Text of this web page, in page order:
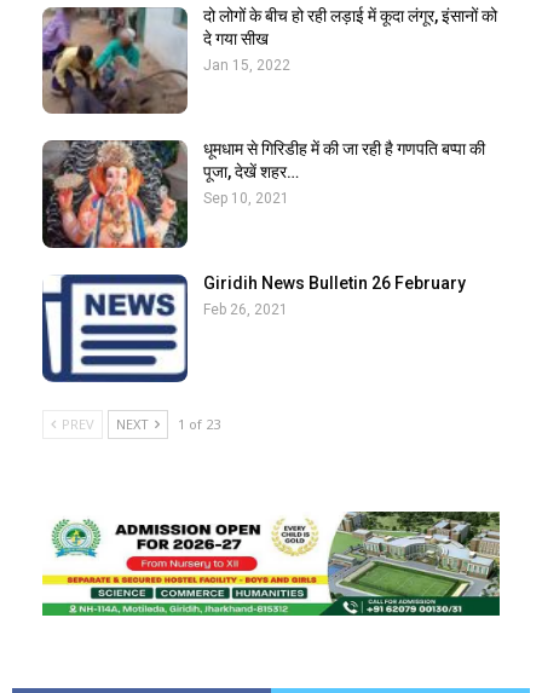
दो लोगों के बीच हो रही लड़ाई में कूदा लंगूर, इंसानों को
दे गया सीख
Jan 15, 2022
धूमधाम से गिरिडीह में की जा रही है गणपति बप्पा की
पूजा, देखें शहर…
Sep 10, 2021
Giridih News Bulletin 26 February
Feb 26, 2021
PREV NEXT 1 of 23